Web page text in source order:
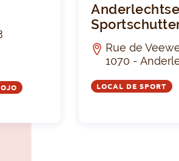
Anderlechtse
Rue de
1070 -
LOCAL DE SPORT